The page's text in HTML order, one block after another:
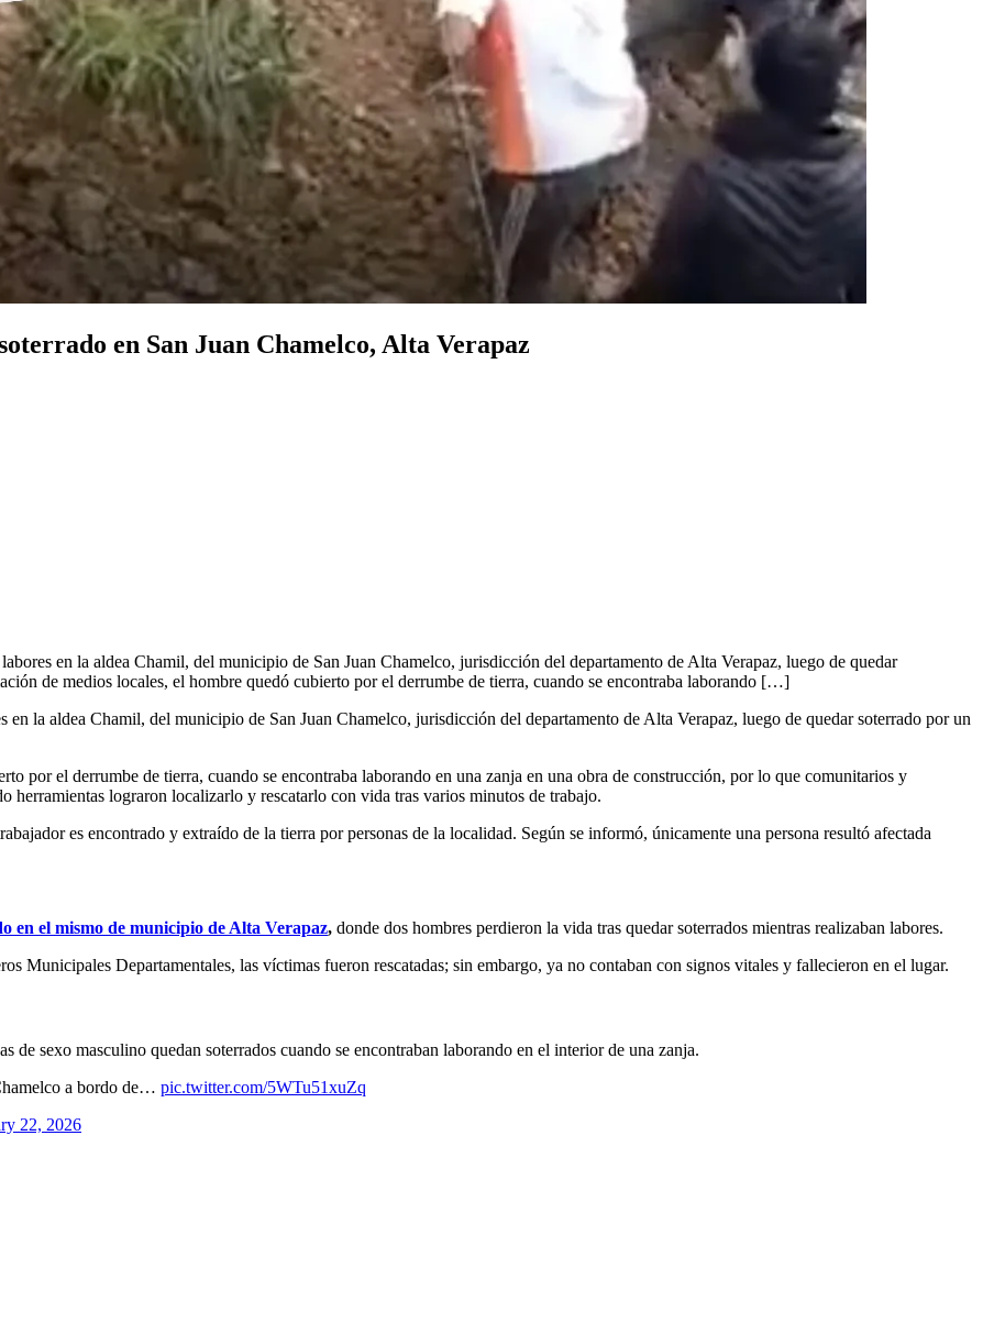
en San Juan Chamelco, Alta Verapaz
en la aldea Chamil, del municipio de San Juan Chamelco, jurisdicción del departamento de Alta Verapaz, luego de quedar
de medios locales, el hombre quedó cubierto por el derrumbe de tierra, cuando se encontraba laborando […]
en la aldea Chamil, del municipio de San Juan Chamelco, jurisdicción del departamento de Alta Verapaz, luego de quedar soterrado por un
por el derrumbe de tierra, cuando se encontraba laborando en una zanja en una obra de construcción, por lo que comunitarios y
lograron localizarlo y rescatarlo con vida tras varios minutos de trabajo.
es encontrado y extraído de la tierra por personas de la localidad. Según se informó, únicamente una persona resultó afectada
en el mismo de municipio de Alta Verapaz, donde dos hombres perdieron la vida tras quedar soterrados mientras realizaban labores.
Municipales Departamentales, las víctimas fueron rescatadas; sin embargo, ya no contaban con signos vitales y fallecieron en el lugar.
de sexo masculino quedan soterrados cuando se encontraban laborando en el interior de una zanja.
a bordo de… pic.twitter.com/5WTu51xuZq
22, 2026